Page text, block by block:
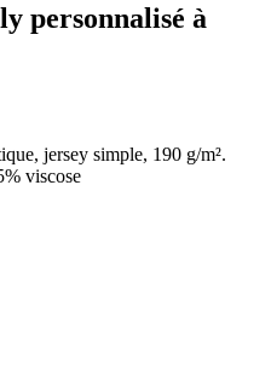
personnalisé à
jersey simple, 190 g/m².
viscose